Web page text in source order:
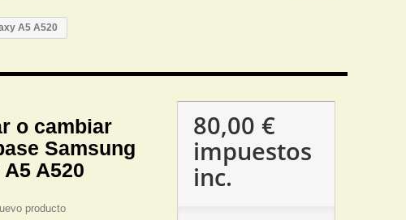
A5 A520
o cambiar
Samsung
A520
producto
80,00 €
impuestos
inc.